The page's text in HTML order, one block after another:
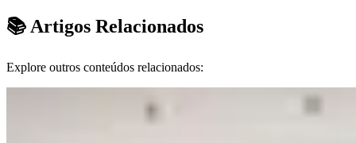
📚 Artigos Relacionados
Explore outros conteúdos relacionados: